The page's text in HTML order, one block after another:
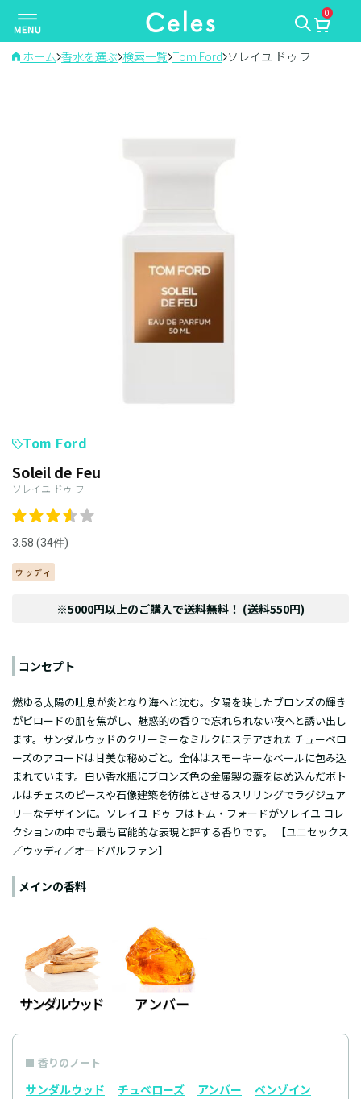
ナ
ビ
ゲ
0
ホーム 香水を選ぶ 検索一覧 Tom Ford ソレイユ ドゥ フ
Tom Ford
Soleil de Feu
ソレイユ ドゥ フ
3.58 (34件)
ウッディ
※5000円以上のご購入で送料無料！ (送料550円)
コンセプト
燃ゆる太陽の吐息が炎となり海へと沈む。夕陽を映したブロンズの輝き
がビロードの肌を焦がし、魅惑的の香りで忘れられない夜へと誘い出し
ます。サンダルウッドのクリーミーなミルクにステアされたチューベロ
ーズのアコードは甘美な秘めごと。全体はスモーキーなベールに包み込
まれています。白い香水瓶にブロンズ色の金属製の蓋をはめ込んだボト
ルはチェスのピースや石像建築を彷彿とさせるスリリングでラグジュア
リーなデザインに。ソレイユ ドゥ フはトム・フォードがソレイユ コレ
クションの中でも最も官能的な表現と評する香りです。 【ユニセックス
／ウッディ ／オードパルファン】
メインの香料
香りのノート
サンダルウッド チュベローズ アンバー ベンゾイン